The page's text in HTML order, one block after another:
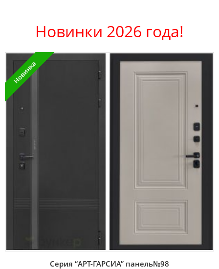
Новинки 2026 года!
Новинка
Серия “AРT-ГАРСИА” панель№98